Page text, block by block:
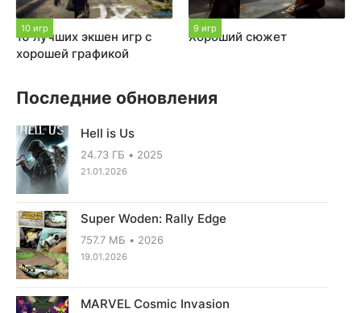
10 игр
10 лучших экшен игр с
хорошей графикой
9 игр
Хороший сюжет
Последние обновления
Hell is Us
24.73 ГБ 2025
21.01.2026
Super Woden: Rally Edge
757.7 МБ 2026
19.01.2026
MARVEL Cosmic Invasion